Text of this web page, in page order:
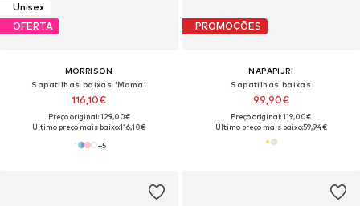
Unisex
OFERTA
MORRISON
Sapatilhas baixas 'Moma'
116,10€
Preço original: 129,00€
Último preço mais baixo:116,10€
+5
PROMOÇÕES
NAPAPIJRI
Sapatilhas baixas
99,90€
Preço original: 119,00€
Último preço mais baixo:59,94€